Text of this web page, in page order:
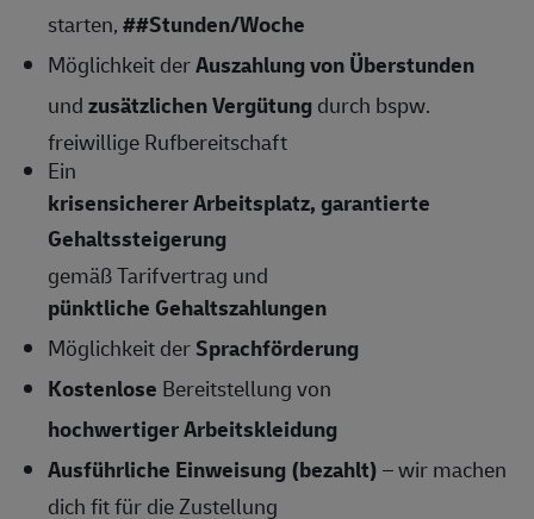
starten,##Stunden/Woche
Möglichkeit derAuszahlung von Überstunden
undzusätzlichen Vergütungdurch bspw.
freiwillige Rufbereitschaft
Ein
krisensicherer Arbeitsplatz, garantierte
Gehaltssteigerung
gemäß Tarifvertrag und
pünktliche Gehaltszahlungen
Möglichkeit derSprachförderung
Kostenlose Bereitstellung von
hochwertiger Arbeitskleidung
Ausführliche Einweisung (bezahlt)– wir machen
dich fit für die Zustellung